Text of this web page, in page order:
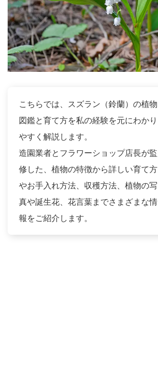
こちらでは、スズラン（鈴蘭）の植物
図鑑と育て方を私の経験を元にわかり
やすく解説します。
造園業者とフラワーショップ店長が監
修した、植物の特徴から詳しい育て方
やお手入れ方法、収穫方法、植物の写
真や誕生花、花言葉までさまざまな情
報をご紹介します。